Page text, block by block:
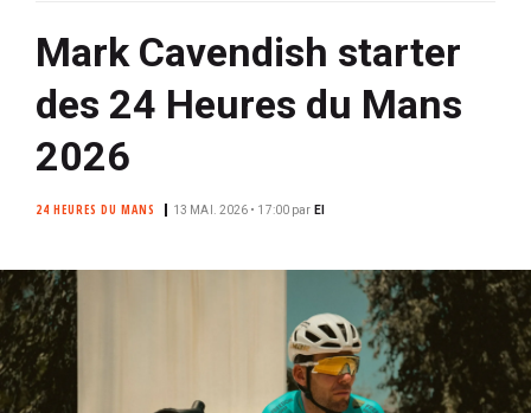
c
i
p
a
Mark Cavendish starter
des 24 Heures du Mans
2026
24 HEURES DU MANS 13 MAI. 2026 • 17:00 par EI